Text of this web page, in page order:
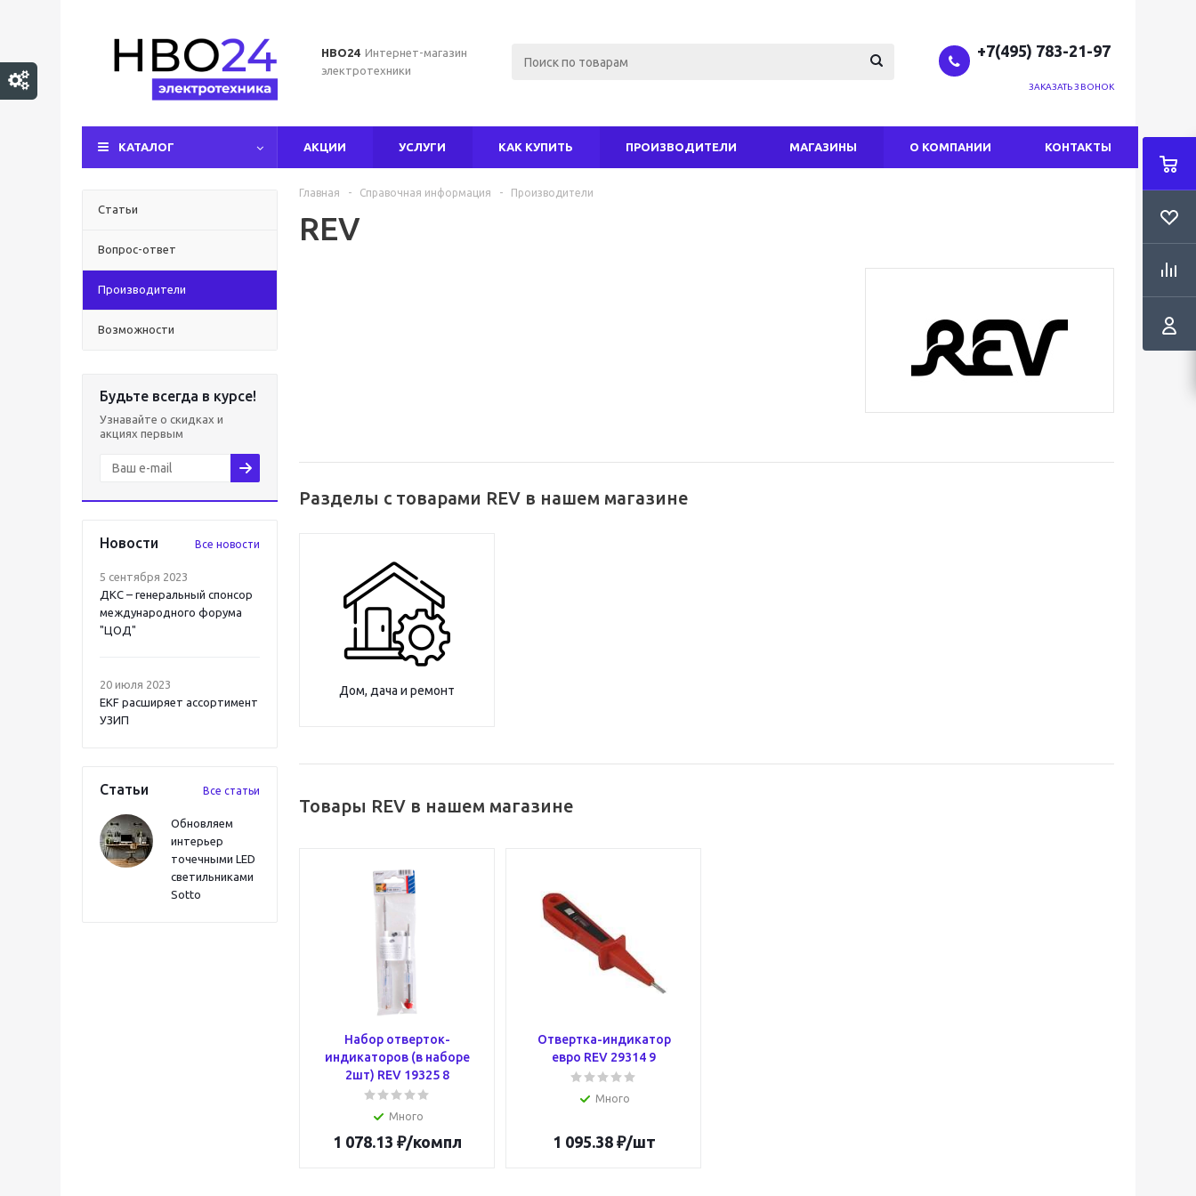
НВО24 Интернет-магазин
электротехники
+7(495) 783-21-97
ЗАКАЗАТЬ ЗВОНОК
КАТАЛОГ АКЦИИ УСЛУГИ КАК КУПИТЬ ПРОИЗВОДИТЕЛИ МАГАЗИНЫ О КОМПАНИИ КОНТАКТЫ
Статьи
Вопрос-ответ
Производители
Возможности
Будьте всегда в курсе!
Узнавайте о скидках и
акциях первым
Новости Все новости
5 сентября 2023
ДКС – генеральный спонсор
международного форума
"ЦОД"
20 июля 2023
EKF расширяет ассортимент
УЗИП
Статьи Все статьи
Обновляем
интерьер
точечными LED
светильниками
Sotto
Главная - Справочная информация - Производители
REV
Разделы с товарами REV в нашем магазине
Дом, дача и ремонт
Товары REV в нашем магазине
Набор отверток-
индикаторов (в наборе
2шт) REV 19325 8
Много
1 078.13 ₽/компл
Отвертка-индикатор
евро REV 29314 9
Много
1 095.38₽/шт